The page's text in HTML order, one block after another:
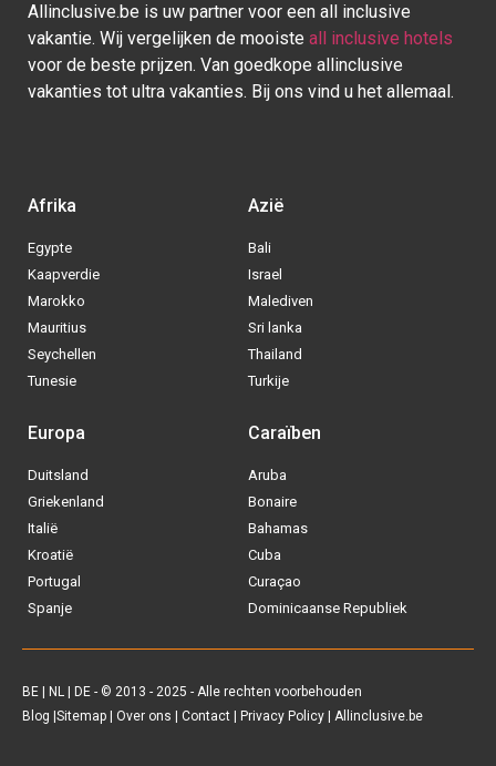
Allinclusive.be is uw partner voor een all inclusive
vakantie. Wij vergelijken de mooiste all inclusive hotels
voor de beste prijzen. Van goedkope allinclusive
vakanties tot ultra vakanties. Bij ons vind u het allemaal.
Afrika
Egypte
Kaapverdie
Marokko
Mauritius
Seychellen
Tunesie
Azië
Bali
Israel
Malediven
Sri lanka
Thailand
Turkije
Europa
Duitsland
Griekenland
Italië
Kroatië
Portugal
Spanje
Caraïben
Aruba
Bonaire
Bahamas
Cuba
Curaçao
Dominicaanse Republiek
BE | NL | DE - © 2013 - 2025 - Alle rechten voorbehouden
Blog |Sitemap | Over ons | Contact | Privacy Policy | Allinclusive.be
Via welke operator boek jij het liefste
jeAll inclusive vakantie?
Sunweb